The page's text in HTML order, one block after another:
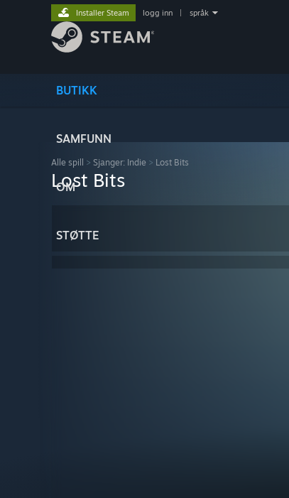
BUTIKK
SAMFUNN
OM
STØTTE
Installer Steam logg inn språk
Alle spill > Sjanger: Indie > Lost Bits
Lost Bits